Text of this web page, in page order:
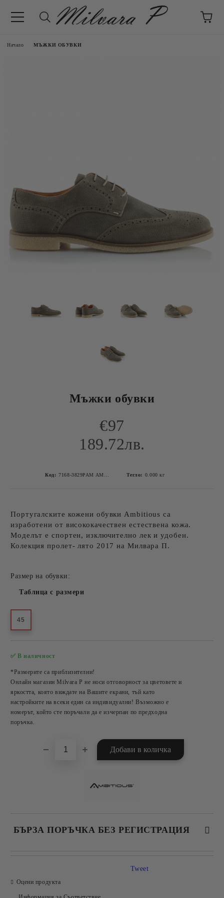
Начало МЪЖКИ ОБУВКИ
Мъжки обувки
€97
189.72лв.
Код: Тегло: 0.000 кг
Португалските кожени обувки Ambitious са
изработени от висококачествен естествена кожа.
Моделът е спортен, изключително лек и удобен.
Колекция пролет- лято 2017 на Милвара П.
Размер на обувки:
Таблица с размери
45
✅ В наличност
*Размерите са приблизителни!
Онлайн магазин Milvara P не носи отговорност за цветовете и
яркостта, която виждате на Вашите екрани, тъй като
настройките на всеки един са индивидуални! Възможно е
номерът, който сте поръчали да е изчерпан по предходна
поръчка.
БЪРЗА ПОРЪЧКА БЕЗ РЕГИСТРАЦИЯ
Оцени продукта
Tweet